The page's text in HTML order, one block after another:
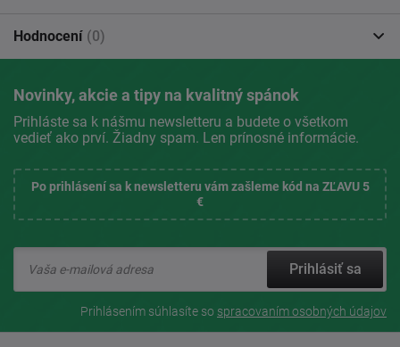
Hodnocení (0)
Novinky, akcie a tipy na kvalitný spánok
Prihláste sa k nášmu newsletteru a budete o všetkom
vedieť ako prví. Žiadny spam. Len prínosné informácie.
Po prihlásení sa k newsletteru vám zašleme kód na ZĽAVU 5
€
Prihlásiť sa
Prihlásením súhlasíte so spracovaním osobných údajov